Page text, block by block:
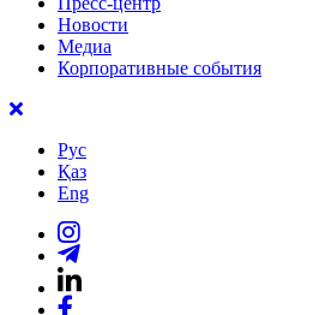
Новости
Медиа
Корпоративные события
Рус
Қаз
Eng